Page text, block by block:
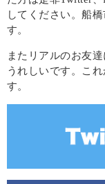
してください。船
す。
またリアルのお友
うれしいです。こ
す。